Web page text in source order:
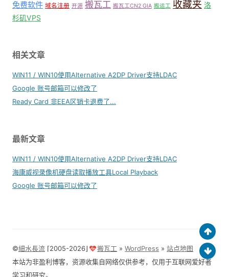
免费软件 域名注册 开源 搬瓦工 搬瓦工CN2 GIA 搬运工 收藏夹 洛
杉矶VPS
相关文章
WIN11 / WIN10使用Alternative A2DP Driver支持LDAC
Google 账号邮箱可以修改了
Ready Card 非EEA区销卡退费了...
最新文章
WIN11 / WIN10使用Alternative A2DP Driver支持LDAC
海康威视录像机硬盘读取播放工具Local Playback
Google 账号邮箱可以修改了
©細水長流 ⌈2005-2026⌋ 搬瓦工 »WordPress »站点地图
本站为非盈利博客，资源收集自网络仅供参考，仅用于互联网爱好者
学习和研究。